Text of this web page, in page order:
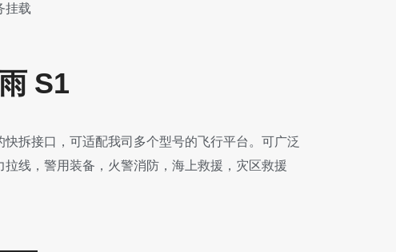
挂载
S1
快拆接口，可适配我司多个型号的飞行平台。可广泛
拉线，警用装备，火警消防，海上救援，灾区救援